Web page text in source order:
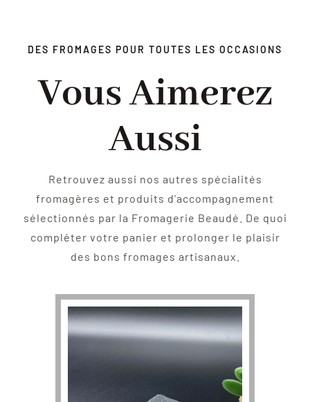
DES FROMAGES POUR TOUTES LES OCCASIONS
Vous Aimerez
Aussi
Retrouvez aussi nos autres spécialités
fromagères et produits d'accompagnement
sélectionnés par la Fromagerie Beaudé. De quoi
compléter votre panier et prolonger le plaisir
des bons fromages artisanaux.